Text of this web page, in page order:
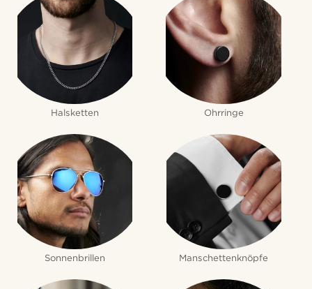
Halsketten Ohrringe
Sonnenbrillen Manschettenknöpfe